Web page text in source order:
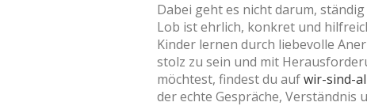
Dabei geht es nicht darum,
Lob ist ehrlich, konkret und
Kinder lernen durch liebevolle
stolz zu sein und mit
möchtest, findest du aufwir-sind-
der echte Gespräche, Verständnis